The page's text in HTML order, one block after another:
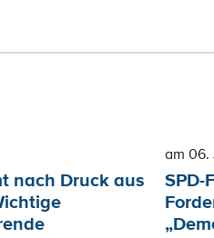
nach Druck aus
am